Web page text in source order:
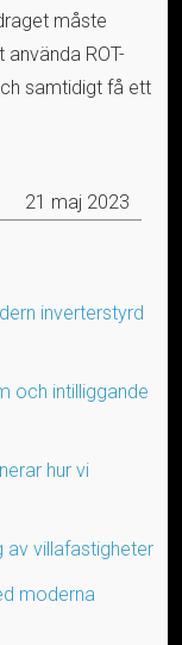
måste
ROT-
samtidigt få ett
21 maj 2023
inverterstyrd
och intilliggande
hur vi
av villafastigheter
moderna